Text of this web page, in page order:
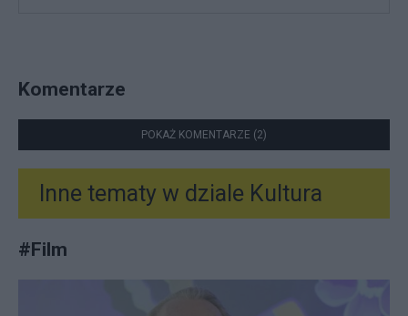
Komentarze
POKAŻ KOMENTARZE (2)
Inne tematy w dziale Kultura
#Film